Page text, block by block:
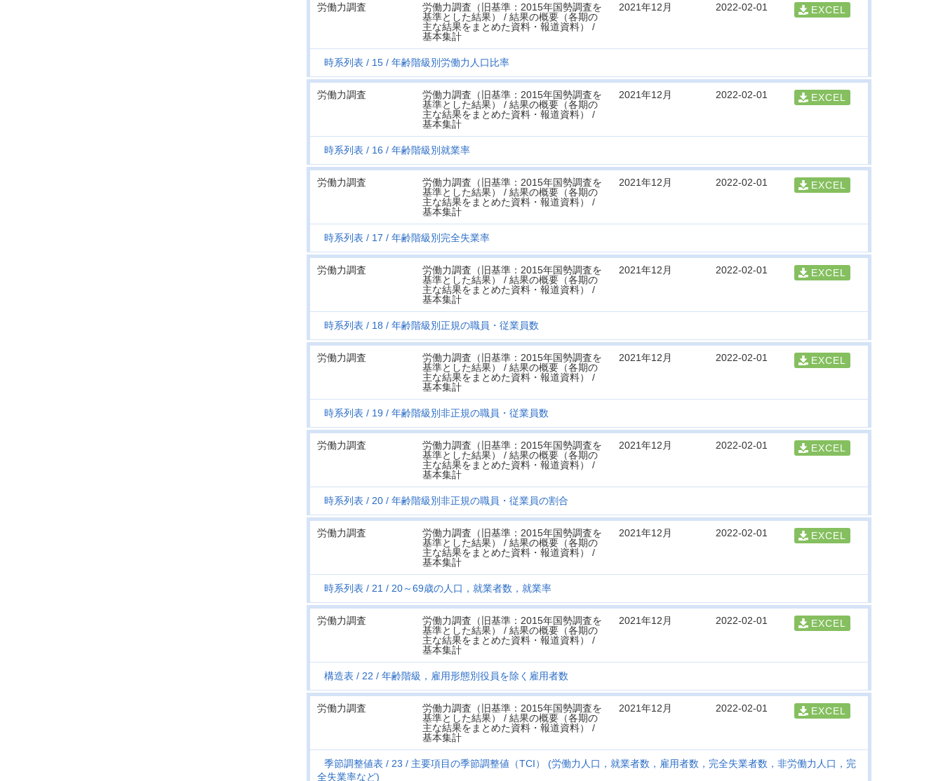
労働力調査
労働力調査（旧基準：2015年国勢調査を
基準とした結果） / 結果の概要（各期の
主な結果をまとめた資料・報道資料） /
基本集計
2021年12月 2022-02-01 EXCEL
時系列表 15 年齢階級別労働力人口比率
労働力調査
労働力調査（旧基準：2015年国勢調査を
基準とした結果） / 結果の概要（各期の
主な結果をまとめた資料・報道資料） /
基本集計
2021年12月 2022-02-01 EXCEL
時系列表 16 年齢階級別就業率
労働力調査
労働力調査（旧基準：2015年国勢調査を
基準とした結果） / 結果の概要（各期の
主な結果をまとめた資料・報道資料） /
基本集計
2021年12月 2022-02-01 EXCEL
時系列表 17 年齢階級別完全失業率
労働力調査
労働力調査（旧基準：2015年国勢調査を
基準とした結果） / 結果の概要（各期の
主な結果をまとめた資料・報道資料） /
基本集計
2021年12月 2022-02-01 EXCEL
時系列表 18 年齢階級別正規の職員・従業員数
労働力調査
労働力調査（旧基準：2015年国勢調査を
基準とした結果） / 結果の概要（各期の
主な結果をまとめた資料・報道資料） /
基本集計
2021年12月 2022-02-01 EXCEL
時系列表 19 年齢階級別非正規の職員・従業員数
労働力調査
労働力調査（旧基準：2015年国勢調査を
基準とした結果） / 結果の概要（各期の
主な結果をまとめた資料・報道資料） /
基本集計
2021年12月 2022-02-01 EXCEL
時系列表 20 年齢階級別非正規の職員・従業員の割合
労働力調査
労働力調査（旧基準：2015年国勢調査を
基準とした結果） / 結果の概要（各期の
主な結果をまとめた資料・報道資料） /
基本集計
2021年12月 2022-02-01 EXCEL
時系列表 21 20～69歳の人口，就業者数，就業率
労働力調査
労働力調査（旧基準：2015年国勢調査を
基準とした結果） / 結果の概要（各期の
主な結果をまとめた資料・報道資料） /
基本集計
2021年12月 2022-02-01 EXCEL
構造表 22 年齢階級，雇用形態別役員を除く雇用者数
労働力調査
労働力調査（旧基準：2015年国勢調査を
基準とした結果） / 結果の概要（各期の
主な結果をまとめた資料・報道資料） /
基本集計
2021年12月 2022-02-01 EXCEL
季節調整値表 23
主要項目の季節調整値（TCI） (労働力人口，就業者数，雇用者数，完全失業者数，非労働力人口，完
全失業率など)